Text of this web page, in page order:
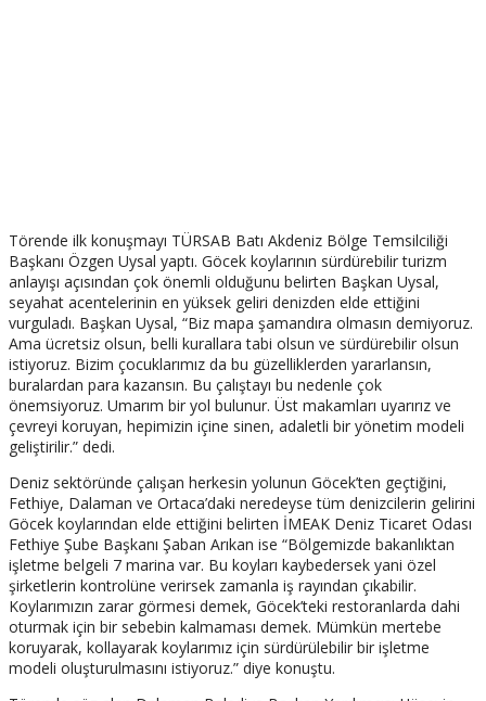
Törende ilk konuşmayı TÜRSAB Batı Akdeniz Bölge Temsilciliği
Başkanı Özgen Uysal yaptı. Göcek koylarının sürdürebilir turizm
anlayışı açısından çok önemli olduğunu belirten Başkan Uysal,
seyahat acentelerinin en yüksek geliri denizden elde ettiğini
vurguladı. Başkan Uysal, “Biz mapa şamandıra olmasın demiyoruz.
Ama ücretsiz olsun, belli kurallara tabi olsun ve sürdürebilir olsun
istiyoruz. Bizim çocuklarımız da bu güzelliklerden yararlansın,
buralardan para kazansın. Bu çalıştayı bu nedenle çok
önemsiyoruz. Umarım bir yol bulunur. Üst makamları uyarırız ve
çevreyi koruyan, hepimizin içine sinen, adaletli bir yönetim modeli
geliştirilir.” dedi.
Deniz sektöründe çalışan herkesin yolunun Göcek’ten geçtiğini,
Fethiye, Dalaman ve Ortaca’daki neredeyse tüm denizcilerin gelirini
Göcek koylarından elde ettiğini belirten İMEAK Deniz Ticaret Odası
Fethiye Şube Başkanı Şaban Arıkan ise “Bölgemizde bakanlıktan
işletme belgeli 7 marina var. Bu koyları kaybedersek yani özel
şirketlerin kontrolüne verirsek zamanla iş rayından çıkabilir.
Koylarımızın zarar görmesi demek, Göcek’teki restoranlarda dahi
oturmak için bir sebebin kalmaması demek. Mümkün mertebe
koruyarak, kollayarak koylarımız için sürdürülebilir bir işletme
modeli oluşturulmasını istiyoruz.” diye konuştu.